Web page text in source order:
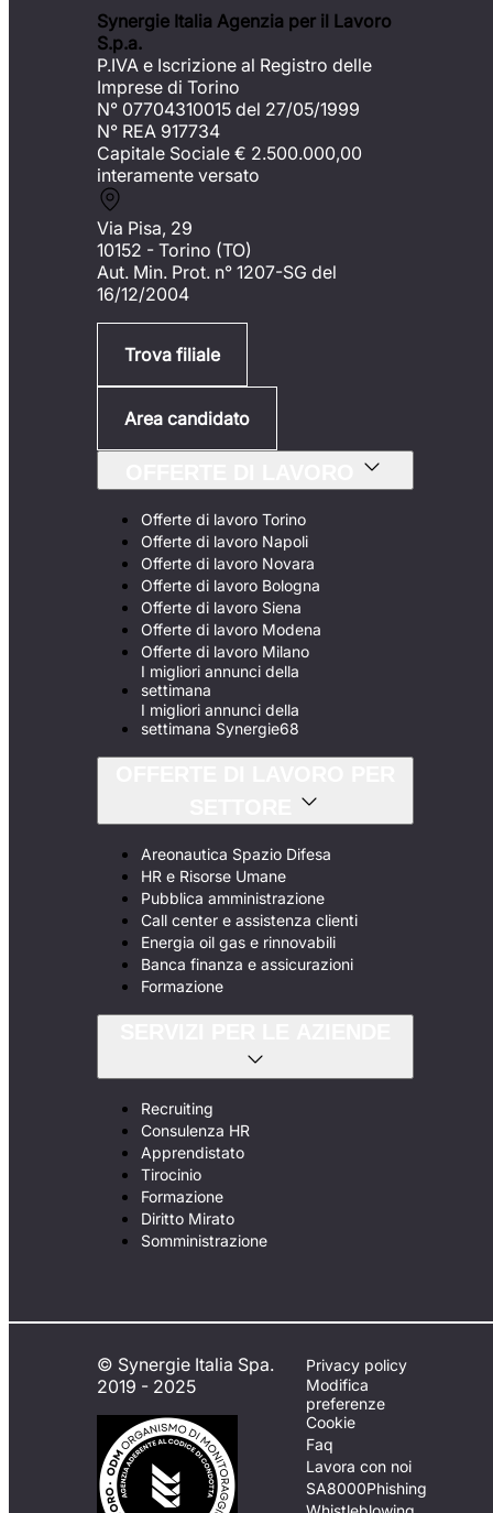
Synergie Italia Agenzia per il Lavoro
S.p.a.
P.IVA e Iscrizione al Registro delle
Imprese di Torino
N° 07704310015 del 27/05/1999
N° REA 917734
Capitale Sociale € 2.500.000,00
interamente versato
Via Pisa, 29
10152 - Torino (TO)
Aut. Min. Prot. n° 1207-SG del
16/12/2004
Trova filiale
Area candidato
Offerte di lavoro Torino
Offerte di lavoro Napoli
Offerte di lavoro Novara
Offerte di lavoro Bologna
Offerte di lavoro Siena
Offerte di lavoro Modena
Offerte di lavoro Milano
I migliori annunci della
settimana
I migliori annunci della
settimana Synergie68
Areonautica Spazio Difesa
HR e Risorse Umane
Pubblica amministrazione
Call center e assistenza clienti
Energia oil gas e rinnovabili
Banca finanza e assicurazioni
Formazione
Recruiting
Consulenza HR
Apprendistato
Tirocinio
Formazione
Diritto Mirato
Somministrazione
© Synergie Italia Spa.
2019 - 2025
Privacy policy
Modifica
preferenze
Cookie
Faq
Lavora con noi
SA8000Phishing